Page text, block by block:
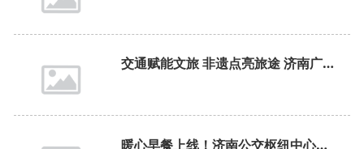
交通赋能文旅 非遗点亮旅途 济南广场汽车站打造泉城文化流动驿站
暖心早餐上线！济南公交枢纽中心便民早餐正式开售